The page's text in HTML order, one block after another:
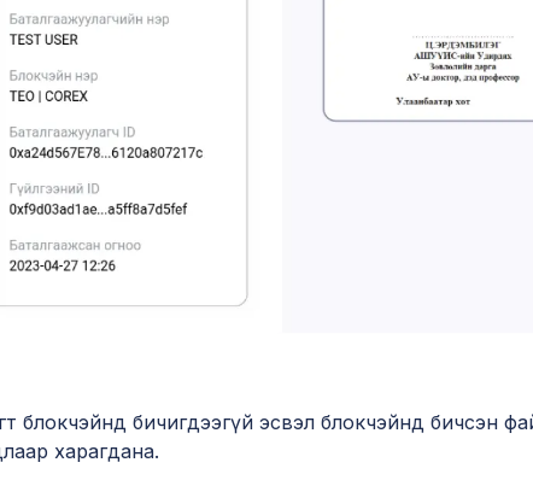
блокчэйнд бичигдээгүй эсвэл блокчэйнд бичсэн
харагдана.